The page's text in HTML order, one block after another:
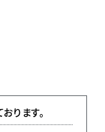
ります。